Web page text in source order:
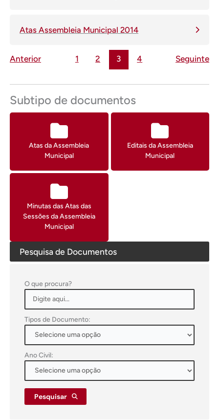
Pesquisa de Documentos
O que procura?
Tipos de Documento:
Ano Civil:
Pesquisar
Atas Assembleia Municipal 2014
Anterior Página
1 Página
2 Página
3 Página
4 Seguinte
Subtipo de documentos
Atas da Assembleia
Municipal
Editais da Assembleia
Municipal
Minutas das Atas das
Sessões da Assembleia
Municipal